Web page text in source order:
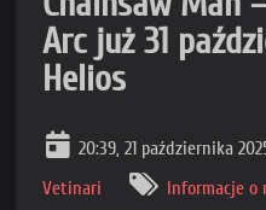
Arc już 31
Helios
20:39, 21 października
Vetinari
Informacje o